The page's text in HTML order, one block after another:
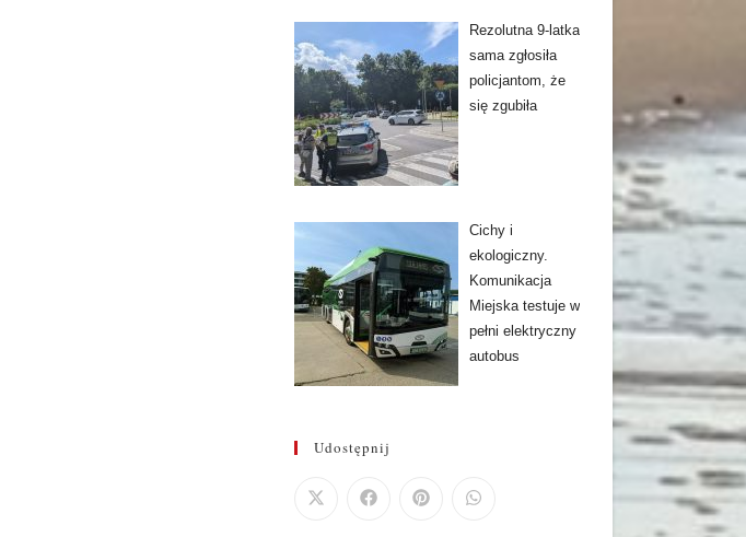
Rezolutna 9-latka
sama zgłosiła
policjantom, że
się zgubiła
Cichy i
ekologiczny.
Komunikacja
Miejska testuje w
pełni elektryczny
autobus
Udostępnij